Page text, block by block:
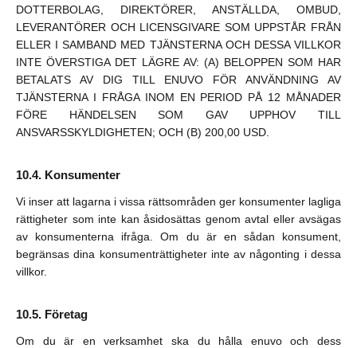
DOTTERBOLAG, DIREKTÖRER, ANSTÄLLDA, OMBUD,
LEVERANTÖRER OCH LICENSGIVARE SOM UPPSTÅR FRÅN
ELLER I SAMBAND MED TJÄNSTERNA OCH DESSA VILLKOR
INTE ÖVERSTIGA DET LÄGRE AV: (A) BELOPPEN SOM HAR
BETALATS AV DIG TILL ENUVO FÖR ANVÄNDNING AV
TJÄNSTERNA I FRÅGA INOM EN PERIOD PÅ 12 MÅNADER
FÖRE HÄNDELSEN SOM GAV UPPHOV TILL
ANSVARSSKYLDIGHETEN; OCH (B) 200,00 USD.
Konsumenter
Vi inser att lagarna i vissa rättsområden ger konsumenter lagliga
rättigheter som inte kan åsidosättas genom avtal eller avsägas
av konsumenterna ifråga. Om du är en sådan konsument,
begränsas dina konsumenträttigheter inte av någonting i dessa
villkor.
Företag
Om du är en verksamhet ska du hålla enuvo och dess